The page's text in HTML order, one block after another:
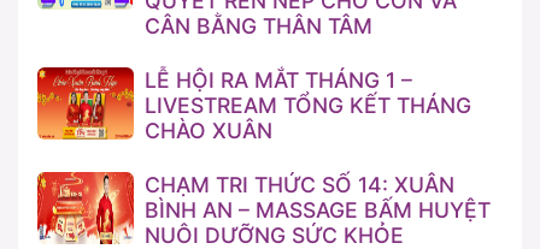
CÂN BẰNG THÂN TÂM
LỄ HỘI RA MẮT THÁNG 1 –
LIVESTREAM TỔNG KẾT THÁNG
CHÀO XUÂN
CHẠM TRI THỨC SỐ 14: XUÂN
BÌNH AN – MASSAGE BẤM HUYỆT
NUÔI DƯỠNG SỨC KHỎE